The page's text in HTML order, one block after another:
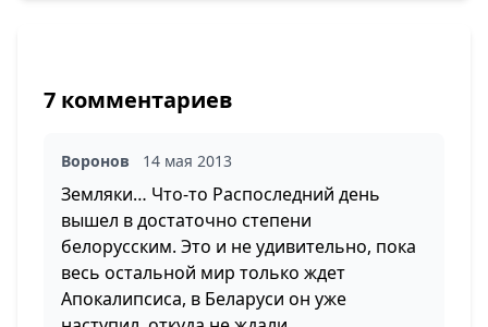
7 комментариев
Воронов 14 мая 2013
Земляки… Что-то Распоследний день
вышел в достаточно степени
белорусским. Это и не удивительно, пока
весь остальной мир только ждет
Апокалипсиса, в Беларуси он уже